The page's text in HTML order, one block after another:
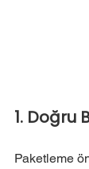
1. Doğru
Paketleme